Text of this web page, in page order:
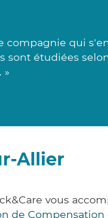
compagnie qui
sont étudiées
»
Allier
vous
de Compensation